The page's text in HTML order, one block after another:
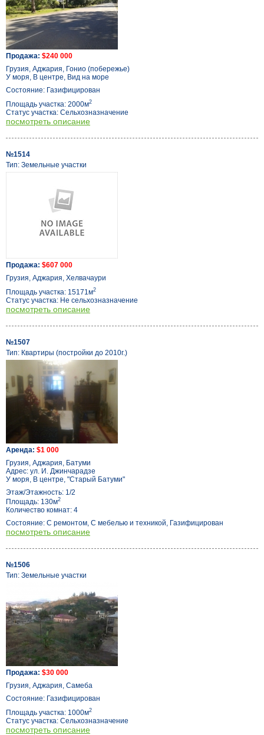
Продажа: $240 000
Грузия, Аджария, Гонио (побережье)
У моря, В центре, Вид на море
Состояние: Газифицирован
Площадь участка: 2000м2
Статус участка: Сельхозназначение
посмотреть описание
№1514
Тип: Земельные участки
Продажа: $607 000
Грузия, Аджария, Хелвачаури
Площадь участка: 15171м2
Статус участка: Не сельхозназначение
посмотреть описание
№1507
Тип: Квартиры (постройки до 2010г.)
Аренда: $1 000
Грузия, Аджария, Батуми
Адрес: ул. И. Джинчарадзе
У моря, В центре, "Старый Батуми"
Этаж/Этажность: 1/2
Площадь: 130м2
Количество комнат: 4
Состояние: С ремонтом, С мебелью и техникой, Газифицирован
посмотреть описание
№1506
Тип: Земельные участки
Продажа: $30 000
Грузия, Аджария, Самеба
Состояние: Газифицирован
Площадь участка: 1000м2
Статус участка: Сельхозназначение
посмотреть описание